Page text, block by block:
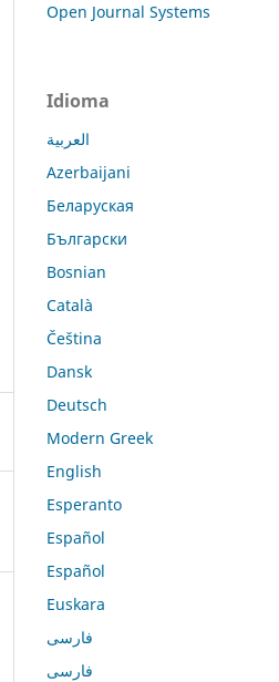
Open Journal Systems
Idioma
العربية
Azerbaijani
Беларуская
Български
Bosnian
Català
Čeština
Dansk
Deutsch
Modern Greek
English
Esperanto
Español
Español
Euskara
فارسی
فارسی